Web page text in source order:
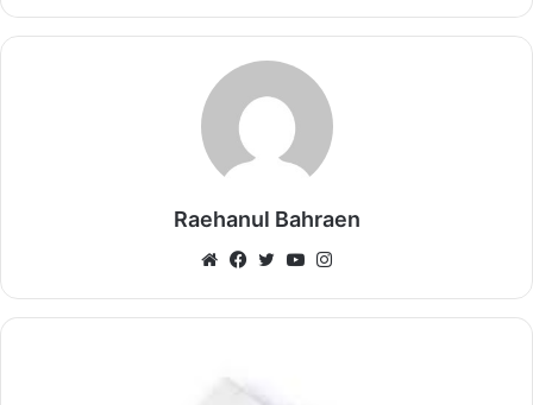
Raehanul Bahraen
WebsiteFacebook
TwitterYouTube